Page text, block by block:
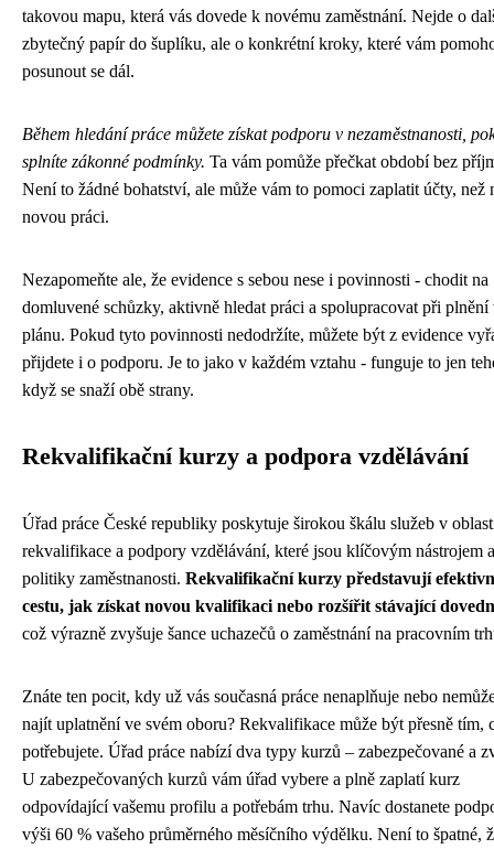
takovou mapu, která vás dovede k novému zaměstnání. Nejde o
zbytečný papír do šuplíku, ale o konkrétní kroky, které vám
posunout se dál.
Během hledání práce můžete získat podporu v nezaměstnanosti,
splníte zákonné podmínky. Ta vám pomůže přečkat období bez
Není to žádné bohatství, ale může vám to pomoci zaplatit účty, než
novou práci.
Nezapomeňte ale, že evidence s sebou nese i povinnosti - chodit na
domluvené schůzky, aktivně hledat práci a spolupracovat při plnění
plánu. Pokud tyto povinnosti nedodržíte, můžete být z evidence
přijdete i o podporu. Je to jako v každém vztahu - funguje to jen
když se snaží obě strany.
Rekvalifikační kurzy a podpora vzdělávání
Úřad práce České republiky poskytuje širokou škálu služeb v
rekvalifikace a podpory vzdělávání, které jsou klíčovým nástrojem
politiky zaměstnanosti. Rekvalifikační kurzy představují
cestu, jak získat novou kvalifikaci nebo rozšířit stávající
což výrazně zvyšuje šance uchazečů o zaměstnání na pracovním
Znáte ten pocit, kdy už vás současná práce nenaplňuje nebo
najít uplatnění ve svém oboru? Rekvalifikace může být přesně tím,
potřebujete. Úřad práce nabízí dva typy kurzů – zabezpečované a
U zabezpečovaných kurzů vám úřad vybere a plně zaplatí kurz
odpovídající vašemu profilu a potřebám trhu. Navíc dostanete
výši 60 % vašeho průměrného měsíčního výdělku. Není to špatné,